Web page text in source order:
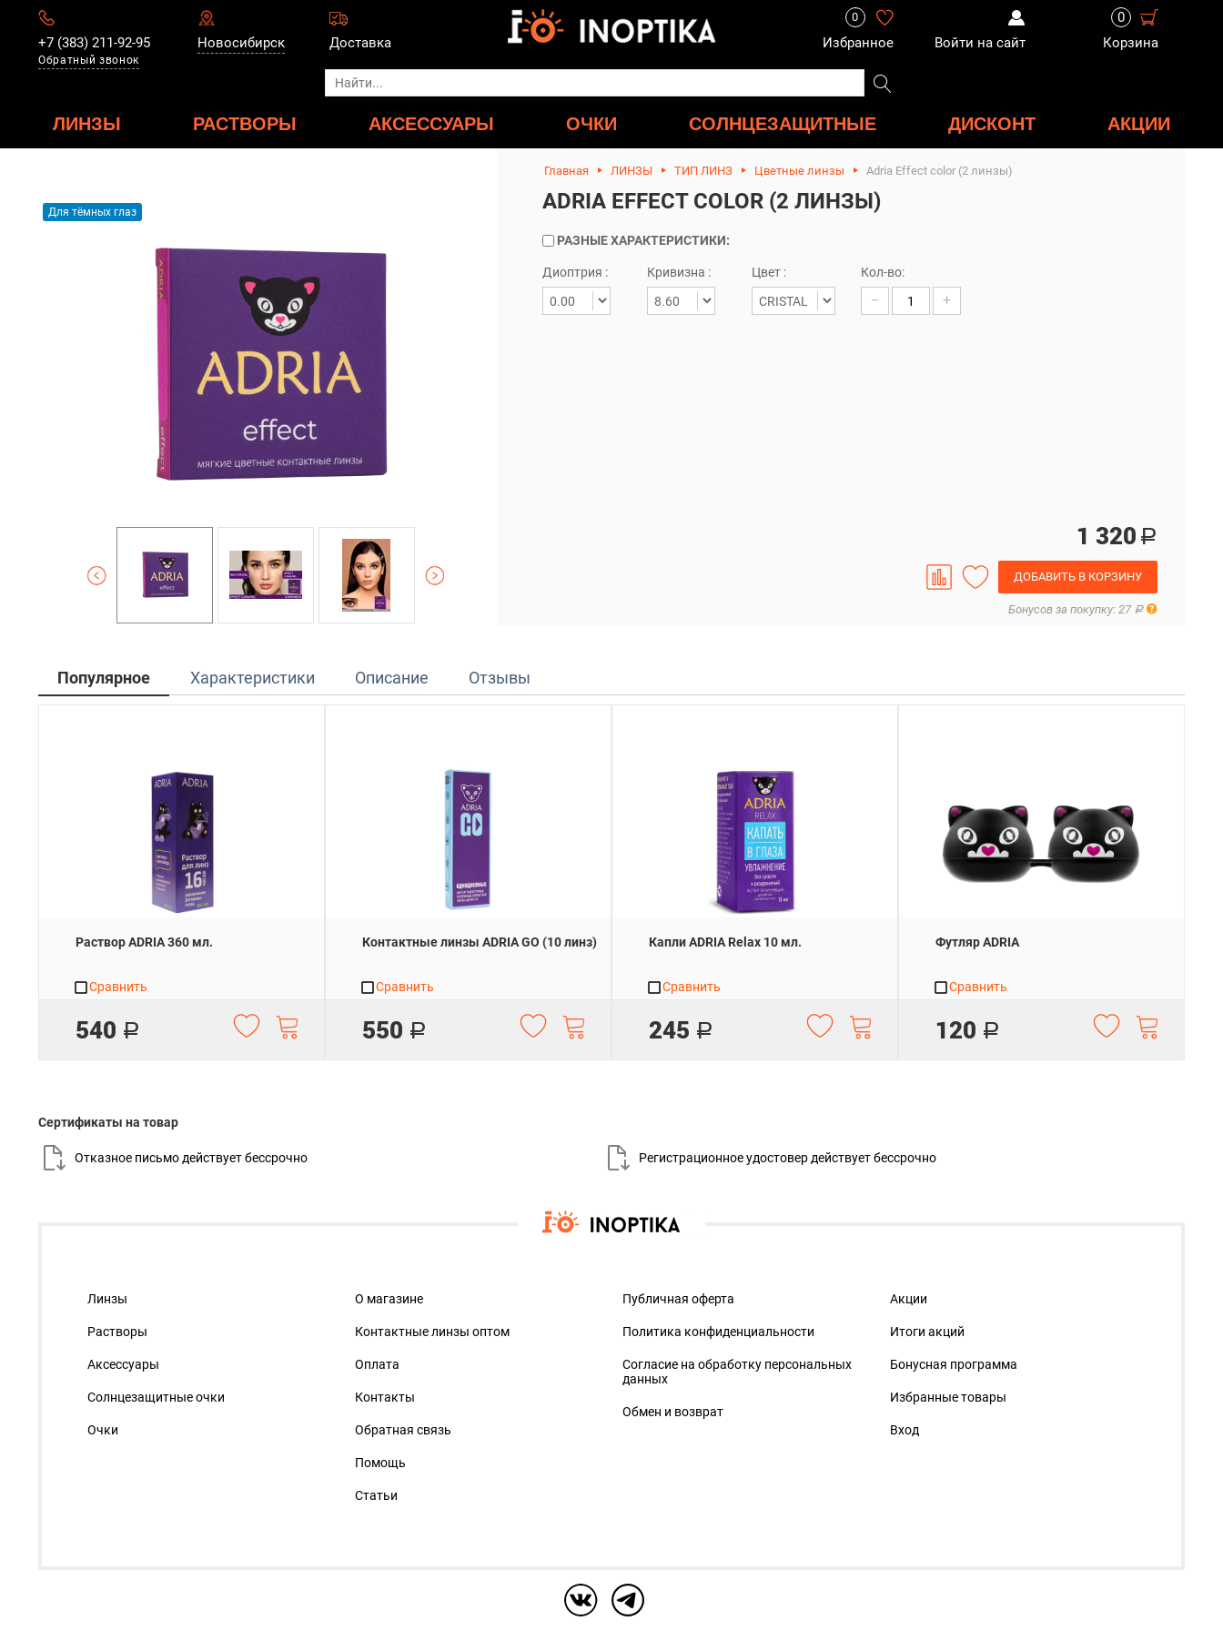
+7 (383) 211-92-95
Обратный звонок
Новосибирск Доставка
0
Избранное Войти на сайт
0
Корзина
ЛИНЗЫ РАСТВОРЫ АКСЕССУАРЫ ОЧКИ СОЛНЦЕЗАЩИТНЫЕ ДИСКОНТ АКЦИИ
Для тёмных глаз
Главная ЛИНЗЫ ТИП ЛИНЗ Цветные линзы Adria Effect color (2 линзы)
ADRIA EFFECT COLOR (2 ЛИНЗЫ)
РАЗНЫЕ ХАРАКТЕРИСТИКИ:
Диоптрия : Кривизна : Цвет : Кол-во:
− +
1 320 Р
ДОБАВИТЬ В КОРЗИНУ
Бонусов за покупку: 27 Р Правила
Популярное Характеристики Описание Отзывы
Раствор ADRIA 360 мл.
540 Р
Сравнить
Контактные линзы ADRIA GO (10 линз)
550 Р
Сравнить
Капли ADRIA Relax 10 мл.
245 Р
Сравнить
Футляр ADRIA
120 Р
Сравнить
Сертификаты на товар
Отказное письмо действуетбессрочно Регистрационное удостовер действуетбессрочно
Линзы
Растворы
Аксессуары
Солнцезащитные очки
Очки
О магазине
Контактные линзы оптом
Оплата
Контакты
Обратная связь
Помощь
Статьи
Публичная оферта
Политика конфиденциальности
Согласие на обработку персональных
данных
Обмен и возврат
Акции
Итоги акций
Бонусная программа
Избранные товары
Вход